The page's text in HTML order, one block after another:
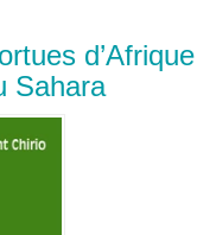
d’Afrique
Sahara